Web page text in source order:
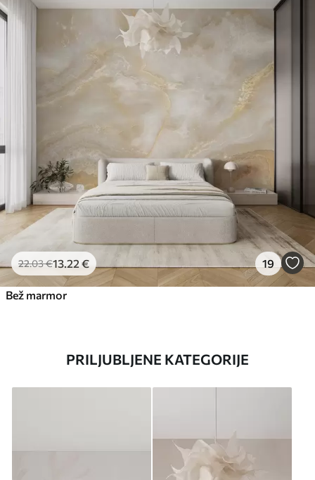
22.03€13.22€ 19
Bež marmor
PRILJUBLJENE KATEGORIJE